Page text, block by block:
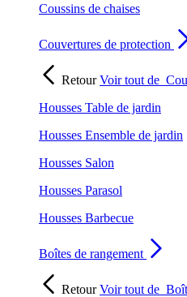
Coussins de chaises
Couvertures de protection
RetourVoir tout de
Housses Table de jardin
Housses Ensemble de jardin
Housses Salon
Housses Parasol
Housses Barbecue
Boîtes de rangement
RetourVoir tout de